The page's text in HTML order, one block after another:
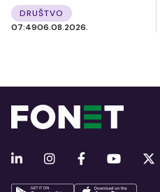
DRUŠTVO
07:4906.08.2026.